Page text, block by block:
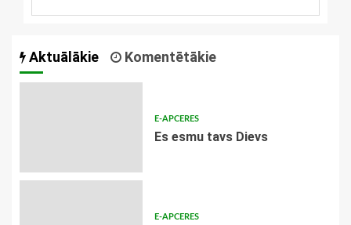
Aktuālākie Komentētākie
E-APCERES
Es esmu tavs Dievs
E-APCERES